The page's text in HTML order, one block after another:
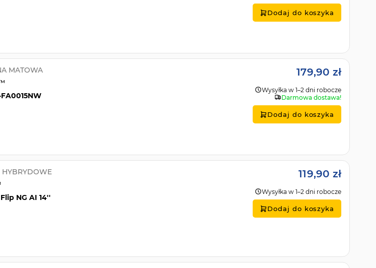
Dodaj do koszyka
MATOWA
179,90 zł
Wysyłka w 1–2 dni robocze
Darmowa dostawa!
Dodaj do koszyka
HYBRYDOWE
NG AI 14''
119,90 zł
Wysyłka w 1–2 dni robocze
Dodaj do koszyka